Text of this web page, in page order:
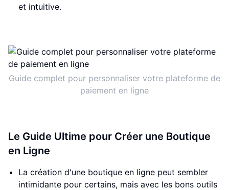
et intuitive.
Guide complet pour personnaliser votre plateforme de
paiement en ligne
Le Guide Ultime pour Créer une Boutique
en Ligne
La création d'une boutique en ligne peut sembler
intimidante pour certains, mais avec les bons outils